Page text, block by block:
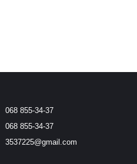
068 855-34-37
068 855-34-37
3537225@gmail.com